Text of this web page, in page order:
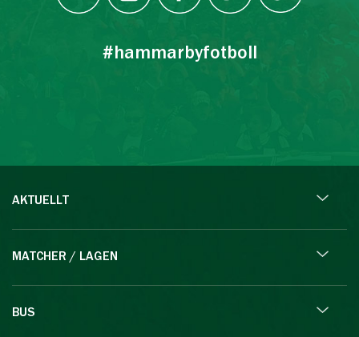
#hammarbyfotboll
AKTUELLT
MATCHER / LAGEN
BUS